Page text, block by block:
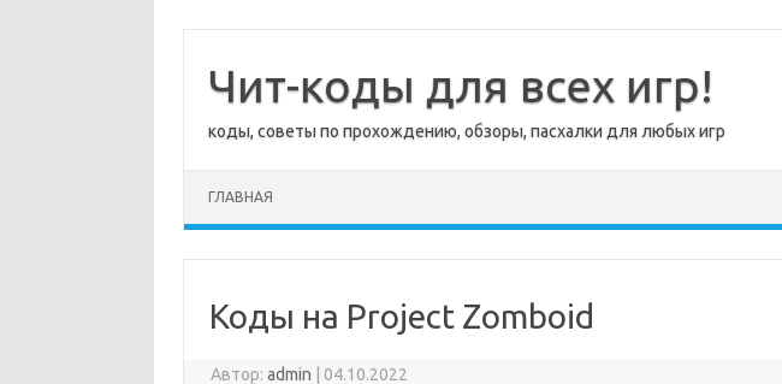
содержимому
Чит-коды для всех игр!
коды, советы по прохождению, обзоры, пасхалки для любых игр
ГЛАВНАЯ
Коды на Project Zomboid
Автор:admin 04.10.2022